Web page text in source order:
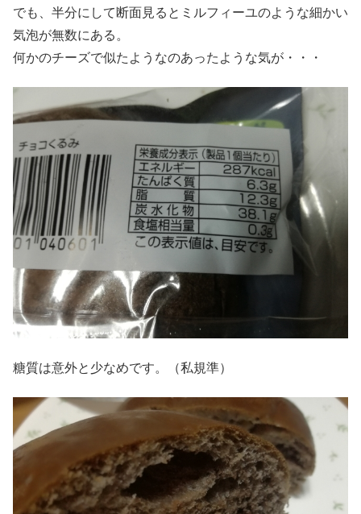
でも、半分にして断面見るとミルフィーユのような細かい
気泡が無数にある。
何かのチーズで似たようなのあったような気が・・・
糖質は意外と少なめです。（私規準）